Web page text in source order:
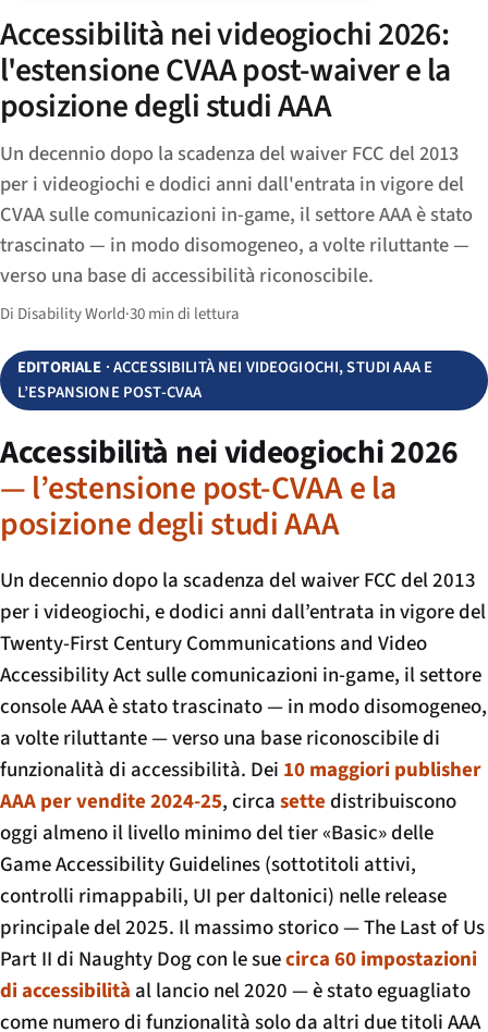
Accessibilità nei videogiochi 2026:
l'estensione CVAA post-waiver e la
posizione degli studi AAA
Un decennio dopo la scadenza del waiver FCC del 2013
per i videogiochi e dodici anni dall'entrata in vigore del
CVAA sulle comunicazioni in-game, il settore AAA è stato
trascinato — in modo disomogeneo, a volte riluttante —
verso una base di accessibilità riconoscibile.
Di Disability World·30 min di lettura
EDITORIALE · ACCESSIBILITÀ NEI VIDEOGIOCHI, STUDI AAA E
L’ESPANSIONE POST-CVAA
Accessibilità nei videogiochi 2026
— l’estensione post-CVAA e la
posizione degli studi AAA
Un decennio dopo la scadenza del waiver FCC del 2013
per i videogiochi, e dodici anni dall’entrata in vigore del
Twenty-First Century Communications and Video
Accessibility Act sulle comunicazioni in-game, il settore
console AAA è stato trascinato — in modo disomogeneo,
a volte riluttante — verso una base riconoscibile di
funzionalità di accessibilità. Dei 10 maggiori publisher
AAA per vendite 2024-25, circasettedistribuiscono
oggi almeno il livello minimo del tier «Basic» delle
Game Accessibility Guidelines (sottotitoli attivi,
controlli rimappabili, UI per daltonici) nelle release
principale del 2025. Il massimo storico —The Last of Us
Part IIdi Naughty Dog con le suecirca 60 impostazioni
di accessibilità al lancio nel 2020 — è stato eguagliato
come numero di funzionalità solo da altri due titoli AAA